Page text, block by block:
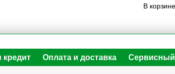
В
кредит Оплата и доставка Сервисный